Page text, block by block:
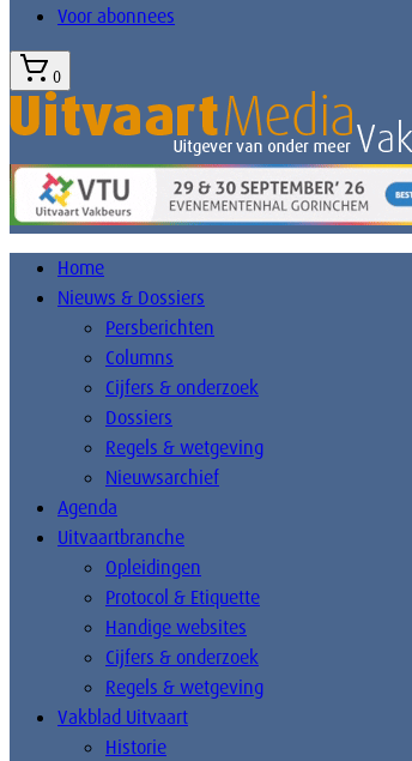
Voor abonnees
0
Home
Nieuws & Dossiers
Persberichten
Columns
Cijfers & onderzoek
Dossiers
Regels & wetgeving
Nieuwsarchief
Agenda
Uitvaartbranche
Opleidingen
Protocol & Etiquette
Handige websites
Cijfers & onderzoek
Regels & wetgeving
Vakblad Uitvaart
Historie